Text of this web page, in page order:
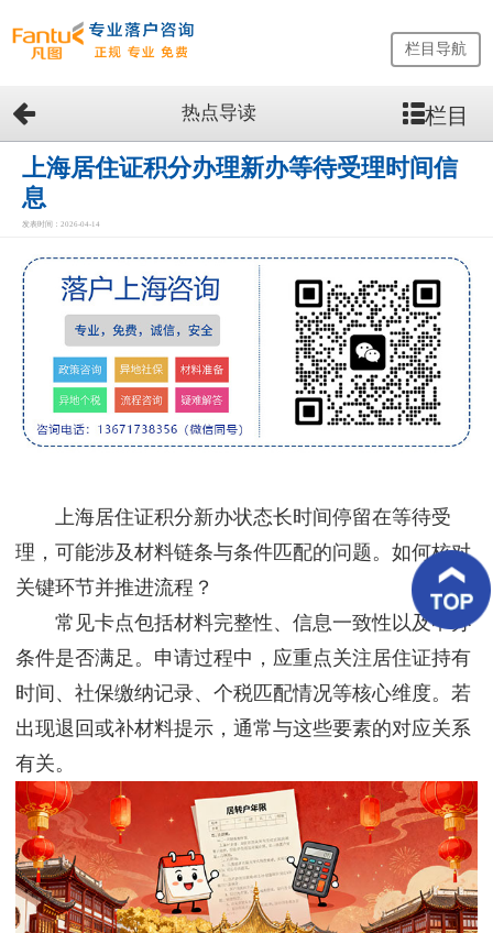
网
站
首
页
留
生
务
优
案
好
评
新
闻
资
讯
联
系
我
们
栏目导航
热点导读 栏目
上海居住证积分办理新办等待受理时间信
息
发表时间：2026-04-14
上海居住证积分新办状态长时间停留在等待受
理，可能涉及材料链条与条件匹配的问题。如何核对
关键环节并推进流程？
常见卡点包括材料完整性、信息一致性以及申办
条件是否满足。申请过程中，应重点关注居住证持有
时间、社保缴纳记录、个税匹配情况等核心维度。若
出现退回或补材料提示，通常与这些要素的对应关系
有关。